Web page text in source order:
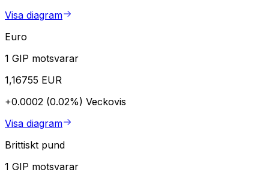
Visa diagram
Euro
1 GIP motsvarar
1,16755 EUR
+0.0002 (0.02%) Veckovis
Visa diagram
Brittiskt pund
1 GIP motsvarar